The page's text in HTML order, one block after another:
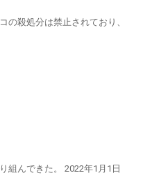
の殺処分は禁止されており、
組んできた。 2022年1月1日